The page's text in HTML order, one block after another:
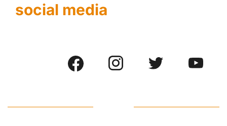
social media